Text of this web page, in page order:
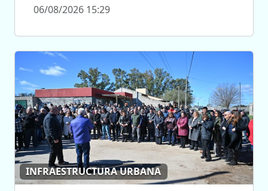
06/08/2026 15:29
INFRAESTRUCTURA URBANA